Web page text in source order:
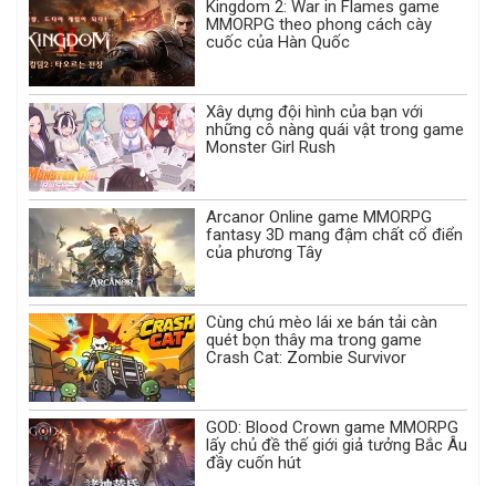
Kingdom 2: War in Flames game
MMORPG theo phong cách cày
cuốc của Hàn Quốc
Xây dựng đội hình của bạn với
những cô nàng quái vật trong game
Monster Girl Rush
Arcanor Online game MMORPG
fantasy 3D mang đậm chất cổ điển
của phương Tây
Cùng chú mèo lái xe bán tải càn
quét bọn thây ma trong game
Crash Cat: Zombie Survivor
GOD: Blood Crown game MMORPG
lấy chủ đề thế giới giả tưởng Bắc Âu
đầy cuốn hút